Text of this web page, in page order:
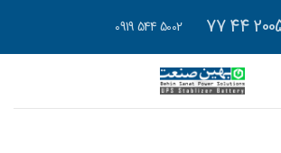
5002 544 0919